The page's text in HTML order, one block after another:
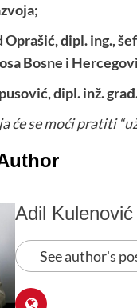
Oprašić, dipl. ing.,
Bosne i
dipl. inž.
će se moći pratiti
Adil Kulenović
See author's